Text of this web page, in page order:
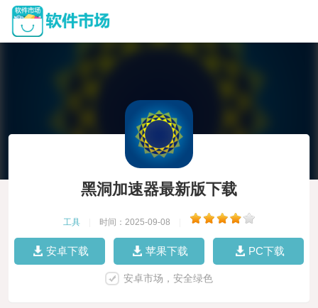
黑洞加速器最新版下载
工具 时间：2025-09-08
安卓下载 苹果下载 PC下载
安卓市场，安全绿色